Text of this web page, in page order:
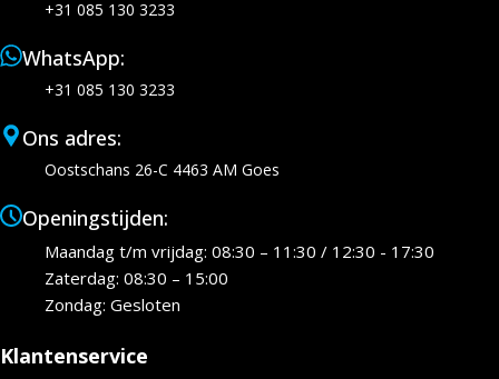
+31 085 130 3233
WhatsApp:
+31 085 130 3233
Ons adres:
Oostschans 26-C 4463 AM Goes
Openingstijden:
Maandag t/m vrijdag: 08:30 – 11:30 / 12:30 - 17:30
Zaterdag: 08:30 – 15:00
Zondag: Gesloten
Klantenservice